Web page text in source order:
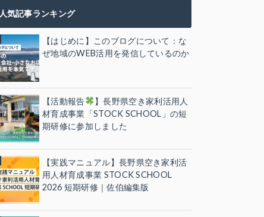
人気記事ランキング
【はじめに】このブログについて：な
ぜ地域のWEB活用を発信しているのか
【活動報告
】長野県空き家利活用人
材育成事業「STOCK SCHOOL」の短
期研修に参加しました
【実践マニュアル】長野県空き家利活
用人材育成事業 STOCK SCHOOL
2026 短期研修｜佐伯編集版